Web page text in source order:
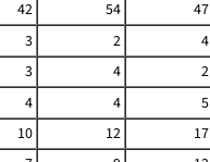
42 54 47
3 2 4
3 4 2
4 4 5
10 12 17